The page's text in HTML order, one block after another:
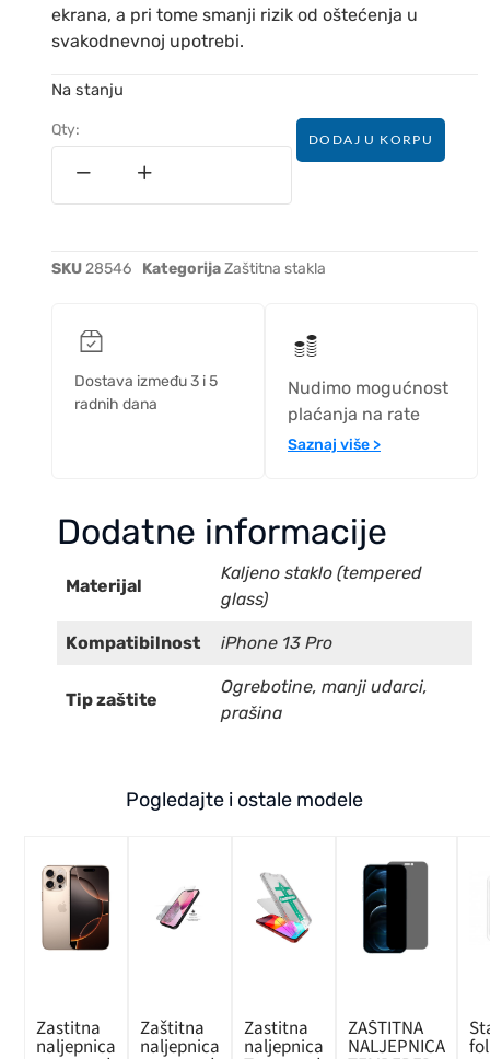
ekrana, a pri tome smanji rizik od oštećenja u
svakodnevnoj upotrebi.
Na stanju
Qty:
DODAJ U KORPU
SKU28546 KategorijaZaštitna stakla
Dostava između 3 i 5
radnih dana
Nudimo mogućnost
plaćanja na rate
Saznaj više >
Dodatne informacije
Materijal
Kaljeno staklo (tempered
glass)
Kompatibilnost iPhone 13 Pro
Tip zaštite
Ogrebotine, manji udarci,
prašina
Pogledajte i ostale modele
Zastitna
naljepnica
Zaštitna
naljepnica
Zastitna
naljepnica
ZAŠTITNA
NALJEPNICA